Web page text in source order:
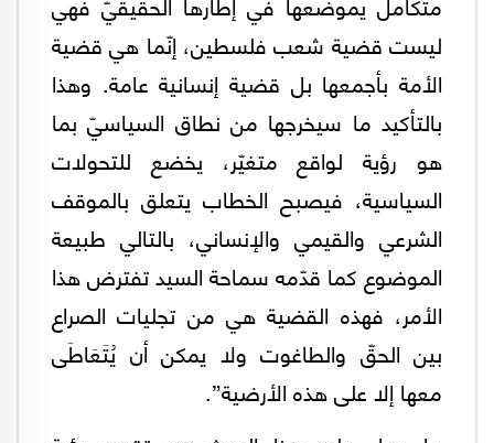
ليست قضية شعب فلسطين، إنّما هي قضية
الأمة بأجمعها بل قضية إنسانية عامة. وهذا
بالتأكيد ما سيخرجها من نطاق السياسيّ بما
هو رؤية لواقع متغيّر، يخضع للتحولات
السياسية، فيصبح الخطاب يتعلق بالموقف
الشرعي والقيمي والإنساني، بالتالي طبيعة
الموضوع كما قدّمه سماحة السيد تفترض هذا
الأمر، فهذه القضية هي من تجليات الصراع
بين الحقّ والطاغوت ولا يمكن أن يُتَعَاطَى
معها إلا على هذه الأرضية”.